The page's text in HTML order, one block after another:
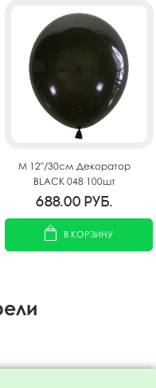
M 12"/30см Декоратор
BLACK 048 100шт
688.00 руб.
В КОРЗИНУ